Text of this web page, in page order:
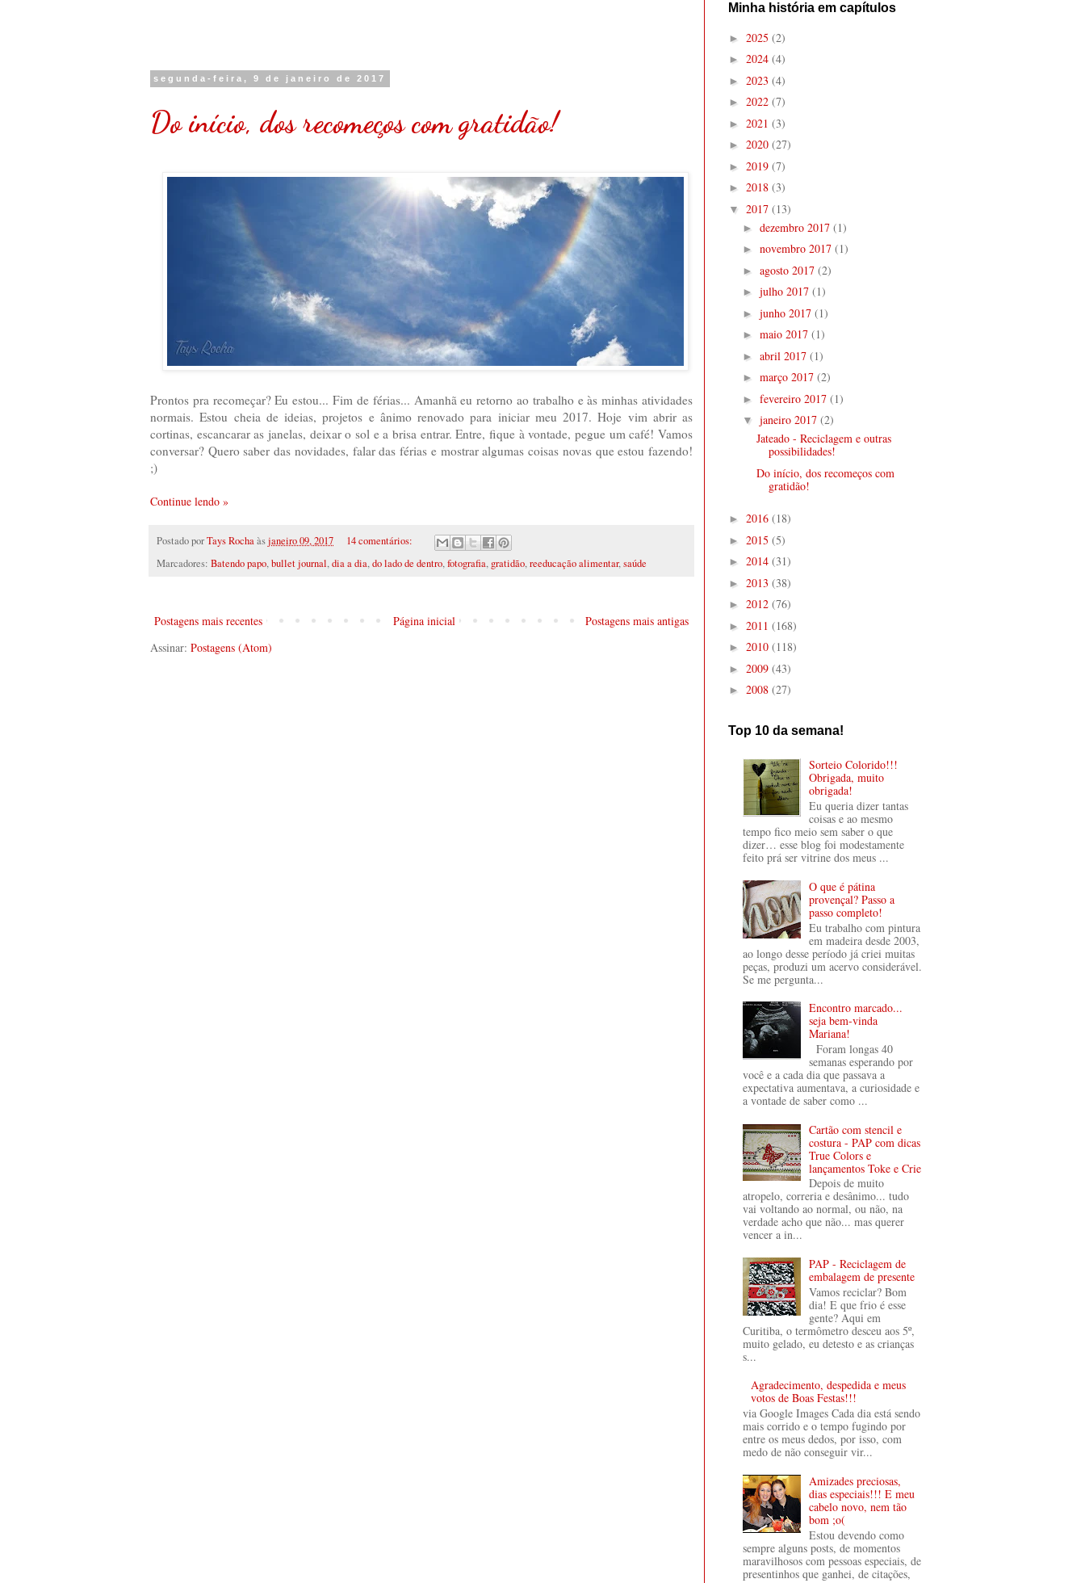
segunda-feira, 9 de janeiro de 2017
Do início, dos recomeços com gratidão!
Prontos pra recomeçar? Eu estou... Fim de férias... Amanhã eu retorno ao trabalho e às minhas atividades
normais. Estou cheia de ideias, projetos e ânimo renovado para iniciar meu 2017. Hoje vim abrir as
cortinas, escancarar as janelas, deixar o sol e a brisa entrar. Entre, fique à vontade, pegue um café! Vamos
conversar? Quero saber das novidades, falar das férias e mostrar algumas coisas novas que estou fazendo!
;)
Continue lendo »
Postado porTays Rochaàsjaneiro 09, 2017
14 comentários:
Marcadores: Batendo papo,bullet journal,dia a dia,do lado de dentro,fotografia, gratidão,reeducação alimentar,saúde
Postagens mais recentes Postagens mais antigas
Página inicial
Assinar: Postagens (Atom)
Minha história em capítulos
► 2025 (2)
► 2024 (4)
► 2023 (4)
► 2022 (7)
► 2021 (3)
► 2020 (27)
► 2019 (7)
► 2018 (3)
▼ 2017 (13)
► dezembro 2017 (1)
► novembro 2017 (1)
► agosto 2017 (2)
► julho 2017 (1)
► junho 2017 (1)
► maio 2017 (1)
► abril 2017 (1)
► março 2017 (2)
► fevereiro 2017 (1)
▼ janeiro 2017 (2)
Jateado - Reciclagem e outras
possibilidades!
Do início, dos recomeços com
gratidão!
► 2016 (18)
► 2015 (5)
► 2014 (31)
► 2013 (38)
► 2012 (76)
► 2011 (168)
► 2010 (118)
► 2009 (43)
► 2008 (27)
Top 10 da semana!
Sorteio Colorido!!!
Obrigada, muito
obrigada!
Eu queria dizer tantas
coisas e ao mesmo
tempo fico meio sem saber o que
dizer… esse blog foi modestamente
feito prá ser vitrine dos meus ...
O que é pátina
provençal? Passo a
passo completo!
Eu trabalho com pintura
em madeira desde 2003,
ao longo desse período já criei muitas
peças, produzi um acervo considerável.
Se me pergunta...
Encontro marcado...
seja bem-vinda
Mariana!
Foram longas 40
semanas esperando por
você e a cada dia que passava a
expectativa aumentava, a curiosidade e
a vontade de saber como ...
Cartão com stencil e
costura - PAP com dicas
True Colors e
lançamentos Toke e Crie
Depois de muito
atropelo, correria e desânimo... tudo
vai voltando ao normal, ou não, na
verdade acho que não... mas querer
vencer a in...
PAP - Reciclagem de
embalagem de presente
Vamos reciclar? Bom
dia! E que frio é esse
gente? Aqui em
Curitiba, o termômetro desceu aos 5º,
muito gelado, eu detesto e as crianças
s...
Agradecimento, despedida e meus
votos de Boas Festas!!!
via Google Images Cada dia está sendo
mais corrido e o tempo fugindo por
entre os meus dedos, por isso, com
medo de não conseguir vir...
Amizades preciosas,
dias especiais!!! E meu
cabelo novo, nem tão
bom ;o(
Estou devendo como
sempre alguns posts, de momentos
maravilhosos com pessoas especiais, de
presentinhos que ganhei, de citações,